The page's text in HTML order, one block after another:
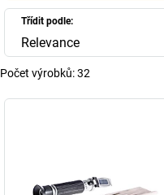
Třídit podle:
Relevance
Počet výrobků:32